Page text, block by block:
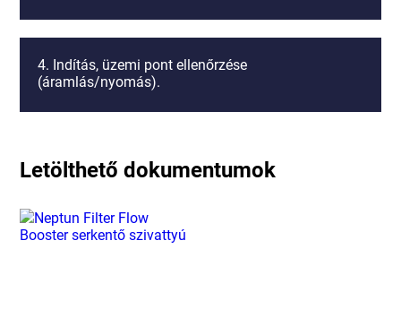
4. Indítás, üzemi pont ellenőrzése
(áramlás/nyomás).
Letölthető dokumentumok